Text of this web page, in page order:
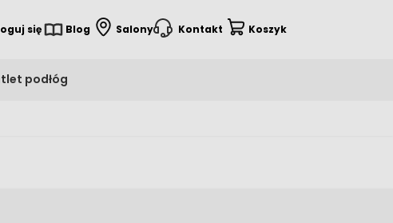
się Blog Salony Kontakt Koszyk
podłóg